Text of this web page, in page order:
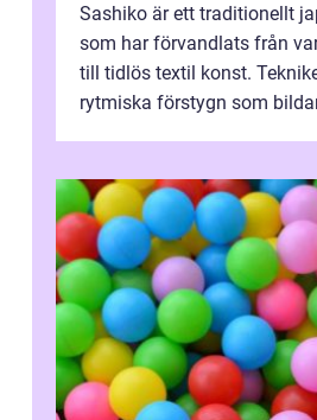
Sashiko är ett traditionellt
som har förvandlats från
till tidlös textil konst.
rytmiska förstygn som